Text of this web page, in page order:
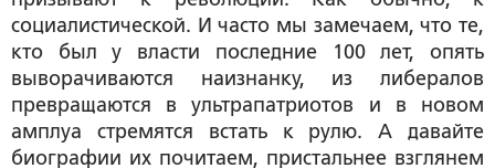
социалистической. И часто мы замечаем, что те,
кто был у власти последние 100 лет, опять
выворачиваются наизнанку, из либералов
превращаются в ультрапатриотов и в новом
амплуа стремятся встать к рулю. А давайте
биографии их почитаем, пристальнее взглянем